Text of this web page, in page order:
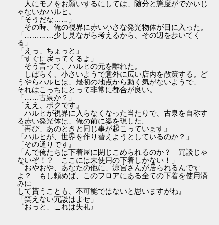
人にモノをお願いするにしては、随分と態度がでかいじ
ゃないかハルヒ。
「そうだな……」
その時、俺の視界に赤い小さな発光物体が目に入った。
「…………少し見ながら考えるから、その辺を歩いてく
る」
「えっ、ちょっと」
「すぐに戻ってくるよ」
そう言って、ハルヒの元を離れた。
しばらく、小さいようで意外に広い店内を散策する。ど
うやらハルヒは、最初の地点から動く気がないようで、
それはこっちにとって非常に都合が良い。
「……古泉か？」
『ええ、ボクです』
ハルヒが視界に入らなくなった当たりで、古泉を自称す
る赤い発光体は、俺の前に姿を現した。
『再び、あのときと同じ事が起こっています』
「ハルヒが、世界を作り替えようとしているのか？」
『その通りです』
「んで俺たちは下着屋に閉じこめられるのか？ 冗談じゃ
ないぞ！？ ここには未使用の下着しかない！」
『おやおや、あなたの他に、涼宮さんが居られるんです
よ？ もし頼めば、このフロアにある全ての下着を使用済
みに
して貰うことも、不可能ではないと思いますがね』
「笑えない冗談はよせ」
『おっと、これは失礼』